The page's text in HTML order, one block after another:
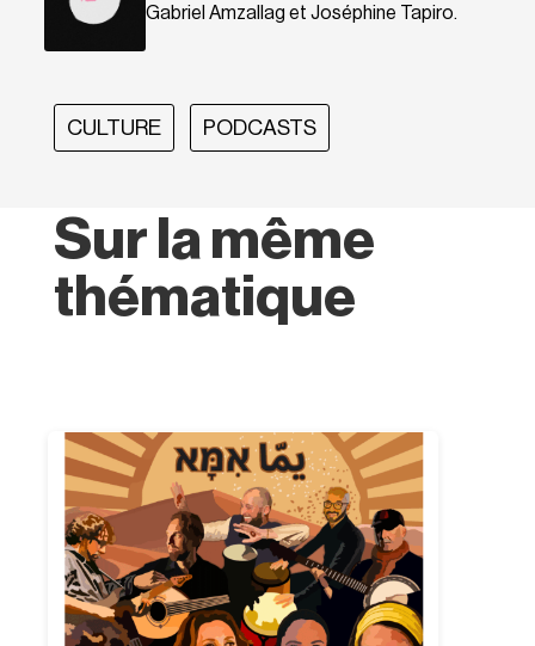
Gabriel Amzallag et Joséphine Tapiro.
CULTURE PODCASTS
Sur la même
thématique